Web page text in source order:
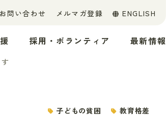
お問い合わせ メルマガ登録 ENGLISH
採用・ボランティア 最新情報
子どもの貧困 教育格差